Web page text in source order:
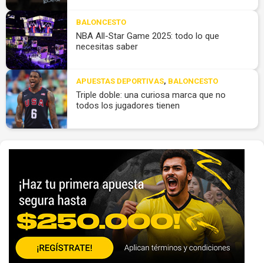
BALONCESTO
NBA All-Star Game 2025: todo lo que
necesitas saber
APUESTAS DEPORTIVAS, BALONCESTO
Triple doble: una curiosa marca que no
todos los jugadores tienen